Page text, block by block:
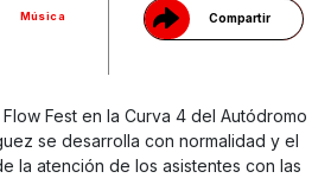
Música Compartir
Fest en la Curva 4 del Autódromo
se desarrolla con normalidad y el
la atención de los asistentes con las